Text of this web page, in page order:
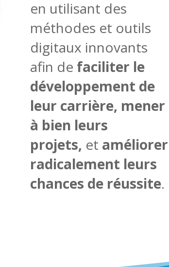
en utilisant des
méthodes et outils
digitaux innovants
afin de faciliter le
développement de
leur carrière, mener
à bien leurs
projets, et améliorer
radicalement leurs
chances de réussite.